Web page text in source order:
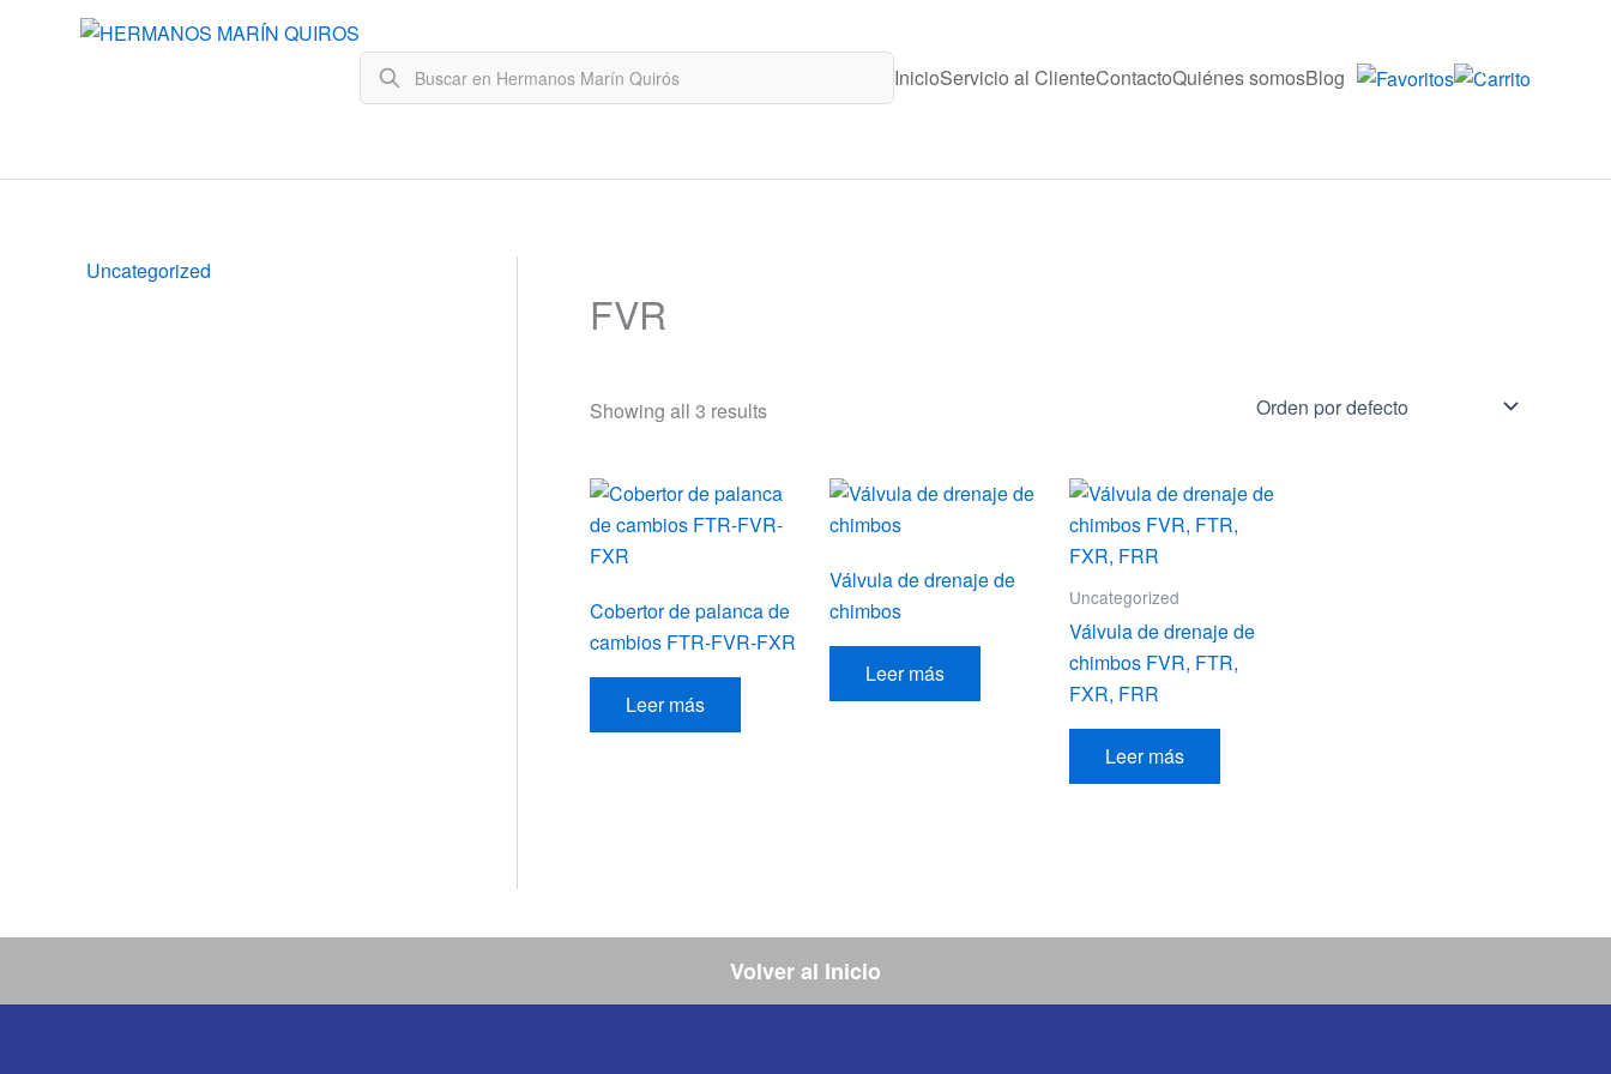
InicioServicio al ClienteContactoQuiénes somosBlog 0
Uncategorized
FVR
Showing all 3 results
Cobertor de palanca de
cambios FTR-FVR-FXR
Leer más
Válvula de drenaje de
chimbos
Leer más
Uncategorized
Válvula de drenaje de
chimbos FVR, FTR,
FXR, FRR
Leer más
Volver al Inicio